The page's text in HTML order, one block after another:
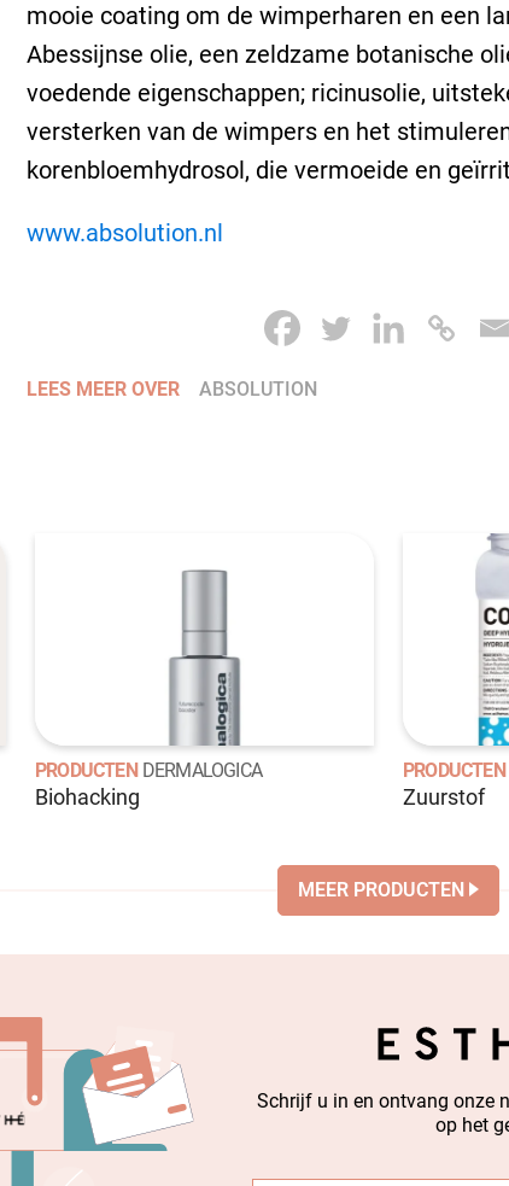
mooie coating om de wimperharen en een
Abessijnse olie, een zeldzame botanische
voedende eigenschappen; ricinusolie,
versterken van de wimpers en het
korenbloemhydrosol, die vermoeide en
www.absolution.nl
LEES MEER OVER ABSOLUTION
PRODUCTEN DERMALOGICA
Biohacking
PRODUCTEN
Zuurstof
MEER PRODUCTEN
Schrijf u in en ontvang onze
op het